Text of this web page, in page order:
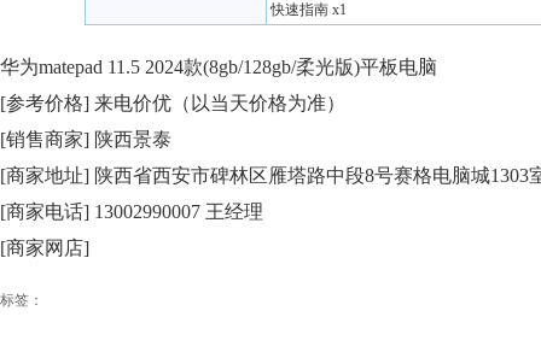
快速指南 x1
华为matepad 11.5 2024款(8gb/128gb/柔光版)平板电脑
[参考价格] 来电价优（以当天价格为准）
[销售商家] 陕西景泰
[商家地址] 陕西省西安市碑林区雁塔路中段8号赛格电脑城1303
[商家电话] 13002990007 王经理
[商家网店]
标签：